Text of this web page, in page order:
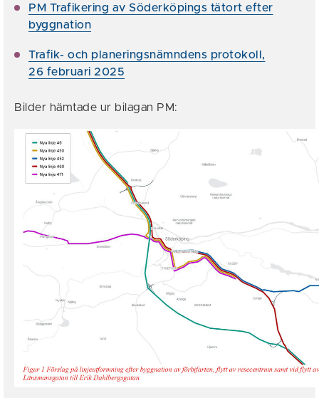
PM Trafikering av Söderköpings tätort efter
byggnation
Trafik- och planeringsnämndens protokoll,
26 februari 2025
Bilder hämtade ur bilagan PM: